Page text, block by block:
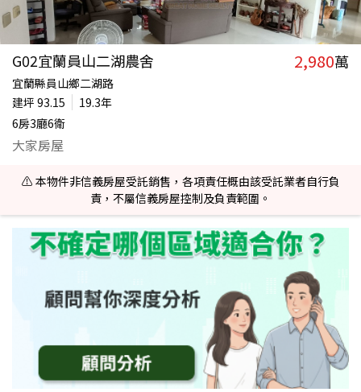
G02宜蘭員山二湖農舍 2,980萬
宜蘭縣員山鄉二湖路
建坪 93.15
19.3年
6房3廳6衛
大家房屋
⚠️ 本物件非信義房屋受託銷售，各項責任概由該受託業者自行負
責，不屬信義房屋控制及負責範圍。